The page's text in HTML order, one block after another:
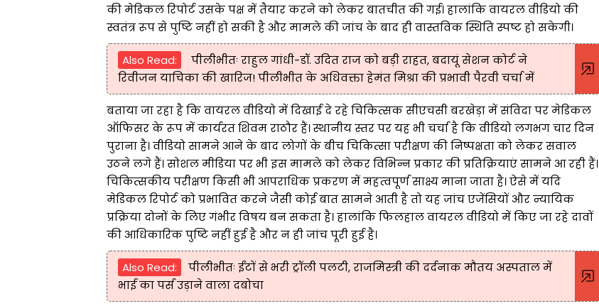
की मेडिकल रिपोर्ट उसके पक्ष में तैयार करने को लेकर बातचीत की गई। हालांकि वायरल वीडियो की
स्वतंत्र रूप से पुष्टि नहीं हो सकी है और मामले की जांच के बाद ही वास्तविक स्थिति स्पष्ट हो सकेगी।
Also Read:
पीलीभीतः राहुल गांधी-डॉ. उदित राज को बड़ी राहत, बदायूं सेशन कोर्ट ने
रिवीजन याचिका की खारिज! पीलीभीत के अधिवक्ता हेमंत मिश्रा की प्रभावी पैरवी चर्चा में
बताया जा रहा है कि वायरल वीडियो में दिखाई दे रहे चिकित्सक सीएचसी बरखेड़ा में संविदा पर मेडिकल
ऑफिसर के रूप में कार्यरत शिवम राठौर हैं। स्थानीय स्तर पर यह भी चर्चा है कि वीडियो लगभग चार दिन
पुराना है। वीडियो सामने आने के बाद लोगों के बीच चिकित्सा परीक्षण की निष्पक्षता को लेकर सवाल
उठने लगे हैं। सोशल मीडिया पर भी इस मामले को लेकर विभिन्न प्रकार की प्रतिक्रियाएं सामने आ रही हैं।
चिकित्सकीय परीक्षण किसी भी आपराधिक प्रकरण में महत्वपूर्ण साक्ष्य माना जाता है। ऐसे में यदि
मेडिकल रिपोर्ट को प्रभावित करने जैसी कोई बात सामने आती है तो यह जांच एजेंसियों और न्यायिक
प्रक्रिया दोनों के लिए गंभीर विषय बन सकता है। हालांकि फिलहाल वायरल वीडियो में किए जा रहे दावों
की आधिकारिक पुष्टि नहीं हुई है और न ही जांच पूरी हुई है।
Also Read:
पीलीभीतः ईंटों से भरी ट्रॉली पलटी, राजमिस्त्री की दर्दनाक मौतय अस्पताल में
भाई का पर्स उड़ाने वाला दबोचा